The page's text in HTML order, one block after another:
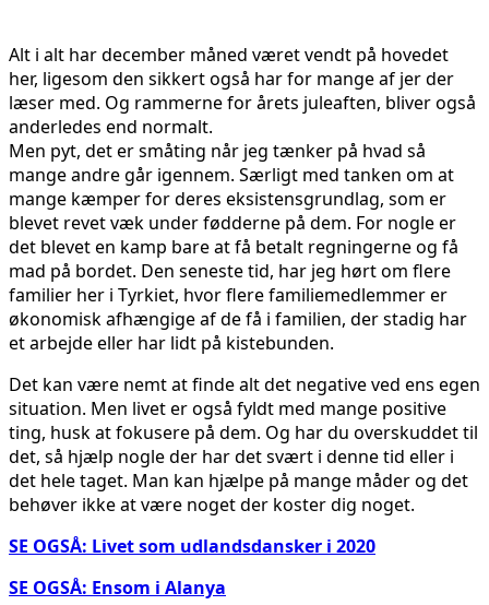
Alt i alt har december måned været vendt på hovedet
her, ligesom den sikkert også har for mange af jer der
læser med. Og rammerne for årets juleaften, bliver også
anderledes end normalt.
Men pyt, det er småting når jeg tænker på hvad så
mange andre går igennem. Særligt med tanken om at
mange kæmper for deres eksistensgrundlag, som er
blevet revet væk under fødderne på dem. For nogle er
det blevet en kamp bare at få betalt regningerne og få
mad på bordet. Den seneste tid, har jeg hørt om flere
familier her i Tyrkiet, hvor flere familiemedlemmer er
økonomisk afhængige af de få i familien, der stadig har
et arbejde eller har lidt på kistebunden.
Det kan være nemt at finde alt det negative ved ens egen
situation. Men livet er også fyldt med mange positive
ting, husk at fokusere på dem. Og har du overskuddet til
det, så hjælp nogle der har det svært i denne tid eller i
det hele taget. Man kan hjælpe på mange måder og det
behøver ikke at være noget der koster dig noget.
SE OGSÅ: Livet som udlandsdansker i 2020
SE OGSÅ: Ensom i Alanya